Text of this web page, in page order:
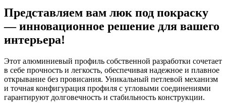
Представляем вам люк под покраску
— инновационное решение для вашего
интерьера!
Этот алюминиевый профиль собственной разработки сочетает
в себе прочность и легкость, обеспечивая надежное и плавное
открывание без провисания. Уникальный петлевой механизм
и точная конфигурация профиля с угловыми соединениями
гарантируют долговечность и стабильность конструкции.